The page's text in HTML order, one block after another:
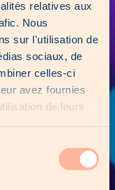
relatives aux
Nous
sur l'utilisation de
sociaux, de
celles-ci
avez fournies
de leurs